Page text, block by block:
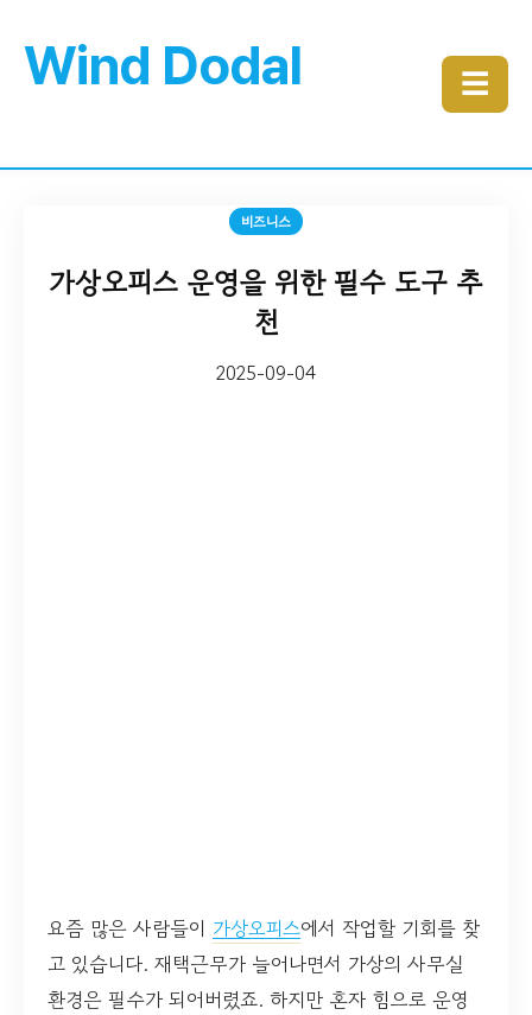
Wind Dodal ☰
비즈니스
가상오피스 운영을 위한 필수 도구 추
천
2025-09-04
요즘 많은 사람들이 가상오피스에서 작업할 기회를 찾
고 있습니다. 재택근무가 늘어나면서 가상의 사무실
환경은 필수가 되어버렸죠. 하지만 혼자 힘으로 운영